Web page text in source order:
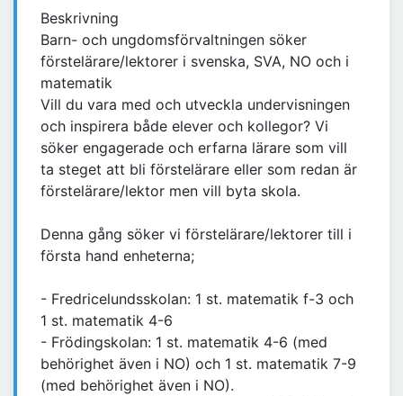
Beskrivning
Barn- och ungdomsförvaltningen söker
förstelärare/lektorer i svenska, SVA, NO och i
matematik
Vill du vara med och utveckla undervisningen
och inspirera både elever och kollegor? Vi
söker engagerade och erfarna lärare som vill
ta steget att bli förstelärare eller som redan är
förstelärare/lektor men vill byta skola.
Denna gång söker vi förstelärare/lektorer till i
första hand enheterna;
- Fredricelundsskolan: 1 st. matematik f-3 och
1 st. matematik 4-6
- Frödingskolan: 1 st. matematik 4-6 (med
behörighet även i NO) och 1 st. matematik 7-9
(med behörighet även i NO).